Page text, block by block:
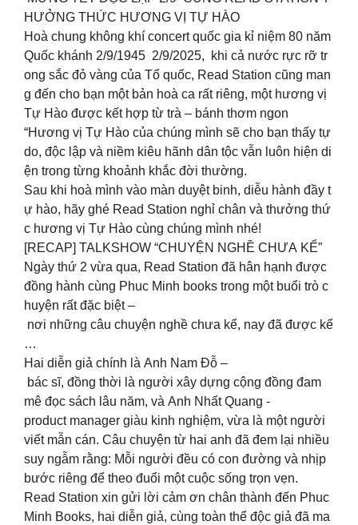
HƯỞNG THỨC HƯƠNG VỊ TỰ HÀO
Hoà chung không khí concert quốc gia kỉ niệm 80 năm
Quốc khánh 2/9/1945 2/9/2025, khi cả nước rực rỡ tr
ong sắc đỏ vàng của Tổ quốc, Read Station cũng man
g đến cho bạn một bản hoà ca rất riêng, một hương vị
Tự Hào được kết hợp từ trà – bánh thơm ngon
“Hương vị Tự Hào của chúng mình sẽ cho bạn thấy tự
do, độc lập và niềm kiêu hãnh dân tộc vẫn luôn hiện di
ện trong từng khoảnh khắc đời thường.
Sau khi hoà mình vào màn duyệt binh, diễu hành đầy t
ự hào, hãy ghé Read Station nghỉ chân và thưởng thứ
c hương vị Tự Hào cùng chúng mình nhé!
[RECAP] TALKSHOW “CHUYỆN NGHỀ CHƯA KỂ”
Ngày thứ 2 vừa qua, Read Station đã hân hạnh được
đồng hành cùng Phuc Minh books trong một buổi trò c
huyện rất đặc biệt –
nơi những câu chuyện nghề chưa kể, nay đã được kể
…
Hai diễn giả chính là Anh Nam Đỗ –
bác sĩ, đồng thời là người xây dựng cộng đồng đam
mê đọc sách lâu năm, và Anh Nhất Quang -
product manager giàu kinh nghiệm, vừa là một người
viết mẫn cán. Câu chuyện từ hai anh đã đem lại nhiều
suy ngẫm rằng: Mỗi người đều có con đường và nhịp
bước riêng để theo đuổi một cuộc sống trọn vẹn.
Read Station xin gửi lời cảm ơn chân thành đến Phuc
Minh Books, hai diễn giả, cùng toàn thể độc giả đã ma